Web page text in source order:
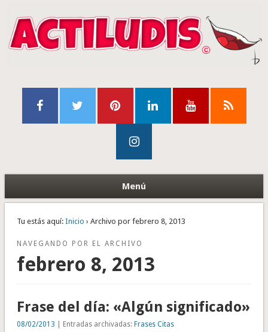
Menú
Tu estás aquí: Inicio › Archivo por febrero 8, 2013
NAVEGANDO POR EL ARCHIVO
febrero 8, 2013
Frase del día: «Algún significado»
08/02/2013 | Entradas archivadas: Frases Citas